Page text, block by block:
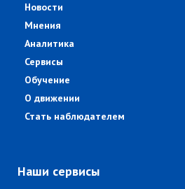
Новости
Мнения
Аналитика
Сервисы
Обучение
О движении
Стать наблюдателем
Наши сервисы